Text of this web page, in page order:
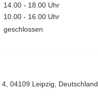
14.00 - 18.00 Uhr
10.00 - 16.00 Uhr
geschlossen
04109 Leipzig, Deutschland